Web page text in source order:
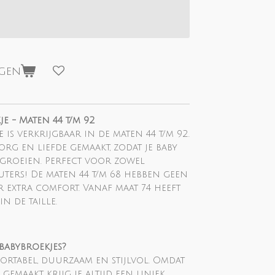
- Maten 44 t/m 92
is verkrijgbaar in de maten 44 t/m 92.
en liefde gemaakt, zodat je baby
Perfect voor zowel
De maten 44 t/m 68 hebben geen
comfort. Vanaf maat 74 heeft
de taille.
duurzaam en stijlvol. Omdat